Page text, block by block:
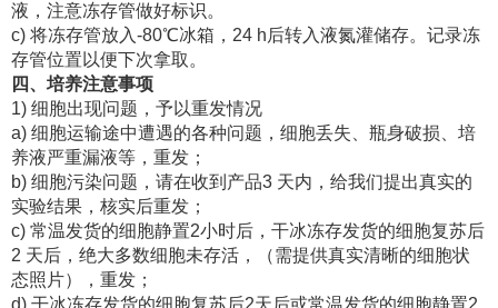
液，注意冻存管做好标识。
c) 将冻存管放入-80℃冰箱，24 h后转入液氮灌储存。记录冻
存管位置以便下次拿取。
四、培养注意事项
1) 细胞出现问题，予以重发情况
a) 细胞运输途中遭遇的各种问题，细胞丢失、瓶身破损、培
养液严重漏液等，重发；
b) 细胞污染问题，请在收到产品3 天内，给我们提出真实的
实验结果，核实后重发；
c) 常温发货的细胞静置2小时后，干冰冻存发货的细胞复苏后
2 天后，绝大多数细胞未存活，（需提供真实清晰的细胞状
态照片），重发；
d) 干冰冻存发货的细胞复苏后2天后或常温发货的细胞静置2